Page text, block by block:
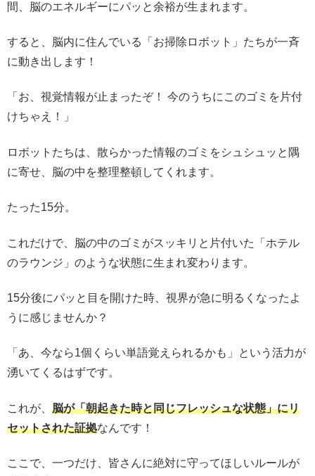
間、脳のエネルギーにパッと余裕が生まれます。
すると、脳内に住んでいる「お掃除ロボット」たちが一斉
に動き出します！
「お、視覚情報が止まったぞ！ 今のうちにこのゴミを片付
けちゃえ！」
ロボットたちは、散らかった情報のゴミをシュシュッと隅
に寄せ、脳の中を整理整頓してくれます。
たった15分。
これだけで、脳の中のゴミがスッキリと片付いた「ホテル
のラウンジ」のような状態に生まれ変わります。
15分後にパッと目を開けた時、視界が急に明るくなったよ
うに感じませんか？
「あ、今なら1個くらい単語覚えられるかも」という活力が
湧いてくるはずです。
これが、 脳が「朝起きた時と同じフレッシュな状態」にリ
セットされた証拠なんです！
ここで、一つだけ、皆さんに絶対に守ってほしいルールが